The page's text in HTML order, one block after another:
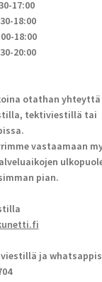
17:00
18:00
18:00
20:00
otathan yhteyttä
tektiviestillä tai
vastaamaan
pian.
ja